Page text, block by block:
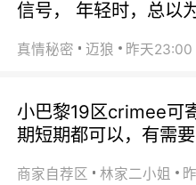
信号， 年轻时，总以
真情秘密 迈狼 昨天23:00
小巴黎19区crimee可
期短期都可以，有需
商家自荐区 林家二小姐